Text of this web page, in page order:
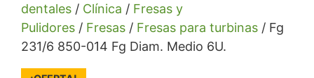
dentales / Clínica / Fresas y
Pulidores / Fresas / Fresas para turbinas / Fg
231/6 850-014 Fg Diam. Medio 6U.